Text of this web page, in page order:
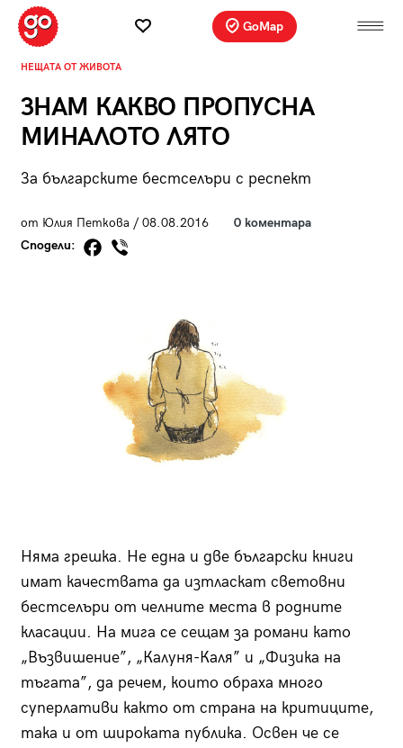
GoMap
НЕЩАТА ОТ ЖИВОТА
ЗНАМ КАКВО ПРОПУСНА
МИНАЛОТО ЛЯТО
За българските бестселъри с респект
от Юлия Петкова / 08.08.2016
0 коментара
Сподели:
Няма грешка. Не една и две български книги
имат качествата да изтласкат световни
бестселъри от челните места в родните
класации. На мига се сещам за романи като
„Възвишение”, „Калуня-Каля” и „Физика на
тъгата”, да речем, които обраха много
суперлативи както от страна на критиците,
така и от широката публика. Освен че се